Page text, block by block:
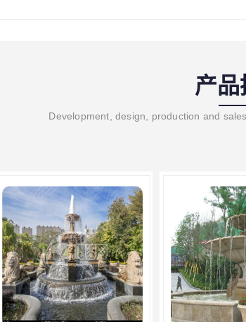
产品
Development, design, production and